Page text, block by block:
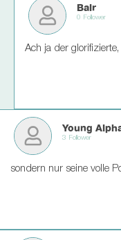
Balr
0 Follower
Ach ja der
Young
3 Follower
sondern nur seine volle